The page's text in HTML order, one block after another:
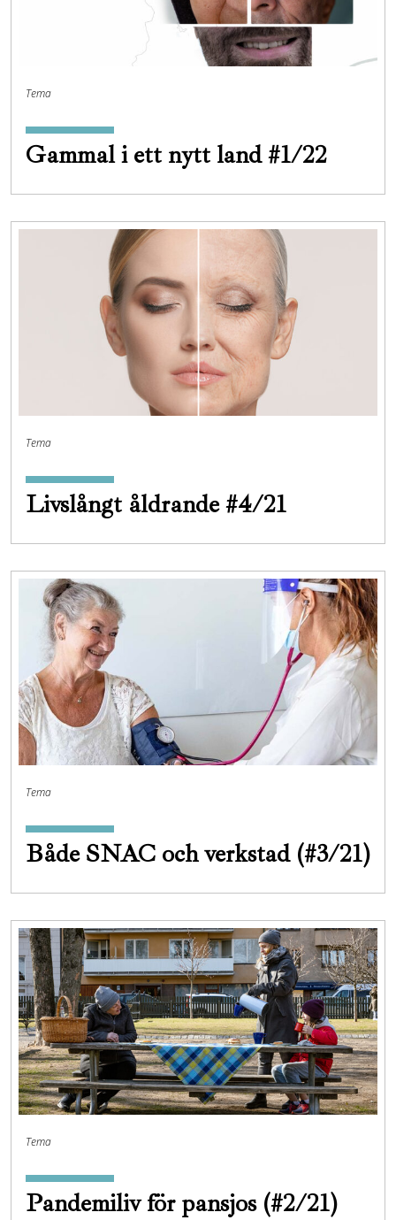
Tema
Gammal i ett nytt land #1/22
Tema
Livslångt åldrande #4/21
Tema
Både SNAC och verkstad (#3/21)
Tema
Pandemiliv för pansjos (#2/21)